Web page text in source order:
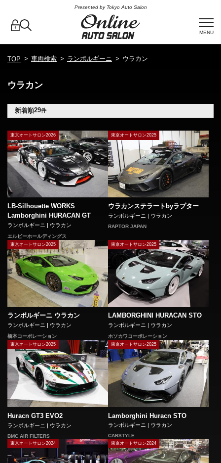
Presented by Tokyo Auto Salon
MENU
TOP 車両検索 ランボルギーニ ウラカン
ウラカン
新着順29件
東京オートサロン2026
LB-Silhouette WORKS
Lamborghini HURACAN GT
ランボルギーニ | ウラカン
エルビーホールディングス
東京オートサロン2025
ウラカンステラートbyラプター
ランボルギーニ | ウラカン
RAPTOR JAPAN
東京オートサロン2025
ランボルギーニ ウラカン
ランボルギーニ | ウラカン
橋本コーポレーション
東京オートサロン2025
LAMBORGHINI HURACAN STO
ランボルギーニ | ウラカン
ホソカワコーポレーション
東京オートサロン2025
Huracn GT3 EVO2
ランボルギーニ | ウラカン
BMC AIR FILTERS
東京オートサロン2025
Lamborghini Huracn STO
ランボルギーニ | ウラカン
CARSTYLE
東京オートサロン2024 東京オートサロン2024